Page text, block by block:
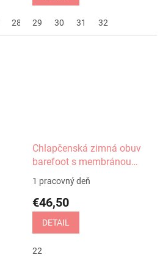
28 29 32
29 30 31 32
Chlapčenská zimná obuv
barefoot s membránou
Daryk navy Protetika
1 pracovný deň
€46,50
DETAIL
22